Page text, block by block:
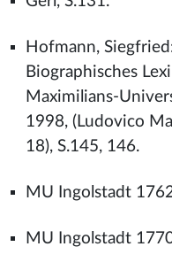
Hofmann,
Biographisches
Maximilians-
1998, (Ludovico
18), S.145, 146.
MU Ingolstadt
MU Ingolstadt